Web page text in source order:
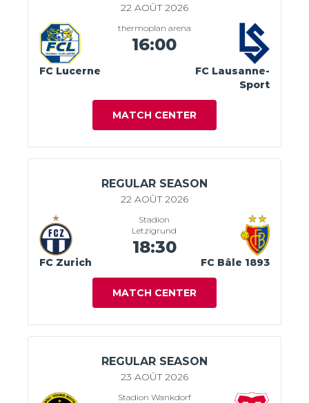
22 AOÛT 2026
FC Lucerne
thermoplan arena
16:00
FC Lausanne-
Sport
MATCH CENTER
REGULAR SEASON
22 AOÛT 2026
FC Zurich
Stadion
Letzigrund
18:30
FC Bâle 1893
MATCH CENTER
REGULAR SEASON
23 AOÛT 2026
Stadion Wankdorf